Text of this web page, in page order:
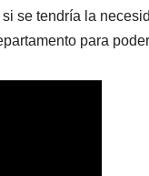
se tendría la
para